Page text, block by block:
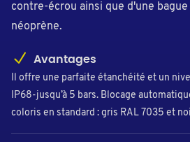
contre-écrou ainsi que d'une
néoprène.
Avantages
Il offre une parfaite étanchéité et un
IP68-jusqu’à 5 bars. Blocage
coloris en standard : gris RAL 7035 et